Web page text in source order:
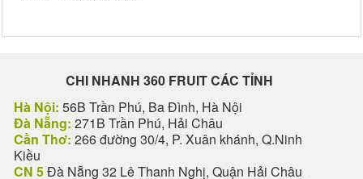
CHI NHANH 360 FRUIT CÁC TỈNH
Hà Nội: 56B Trần Phú, Ba Đình, Hà Nội
Đà Nẵng: 271B Trần Phú, Hải Châu
Cần Thơ: 266 đường 30/4, P. Xuân khánh, Q.Ninh
Kiều
CN 5Đà Nẵng 32 Lê Thanh Nghị, Quận Hải Châu